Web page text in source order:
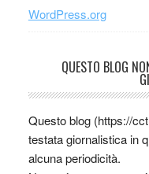
WordPress.org
QUESTO BLOG
Questo blog (https://
testata giornalistica in
alcuna periodicità.